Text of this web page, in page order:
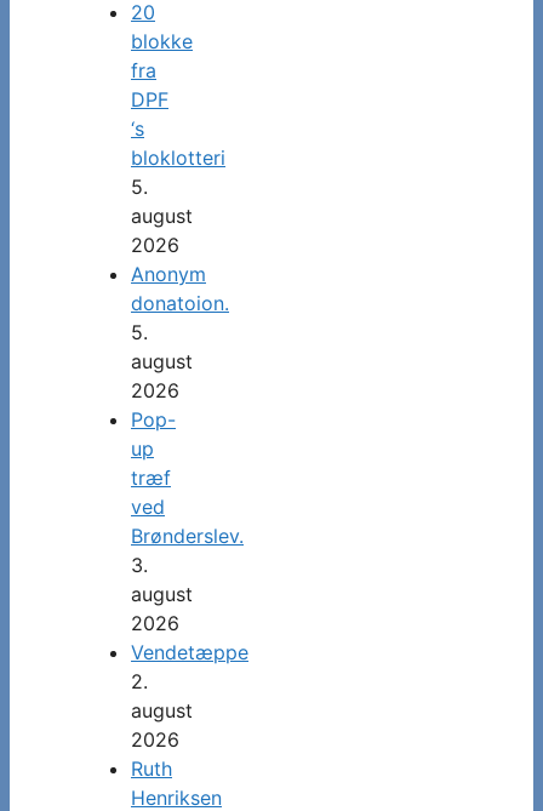
20
blokke
fra
DPF
‘s
bloklotteri
5.
august
2026
Anonym
donatoion.
5.
august
2026
Pop-
up
træf
ved
Brønderslev.
3.
august
2026
Vendetæppe
2.
august
2026
Ruth
Henriksen